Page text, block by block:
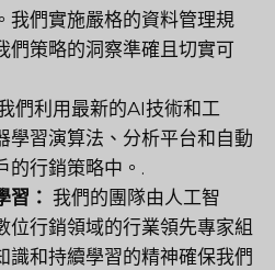
我們實施嚴格的資料管理規
們策略的洞察準確且切實可
們利用最新的AI技術和工
學習演算法、分析平台和自動
的行銷策略中。.
習： 我們的團隊由人工智
位行銷領域的行業領先專家組
識和持續學習的精神確保我們